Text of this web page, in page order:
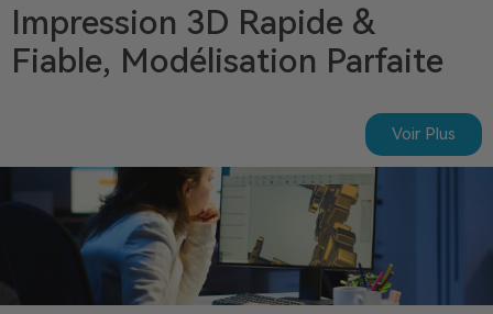
Impression 3D Rapide &
Fiable, Modélisation Parfaite
Voir Plus